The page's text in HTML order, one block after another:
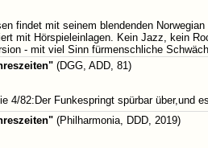
findet mit seinem blendenden
mit Hörspieleinlagen. Kein Jazz, kein
- mit viel Sinn fürmenschliche
(DGG, ADD, 81)
4/82:Der Funkespringt spürbar
(Philharmonia, DDD, 2019)